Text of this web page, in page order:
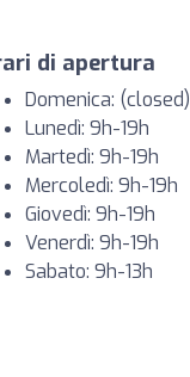
di apertura
Domenica: (closed)
Lunedì: 9h-19h
Martedì: 9h-19h
Mercoledì: 9h-19h
Giovedì: 9h-19h
Venerdì: 9h-19h
Sabato: 9h-13h